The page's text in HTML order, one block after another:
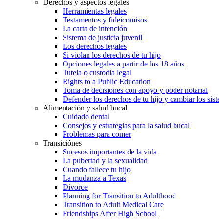
Derechos y aspectos legales
Herramientas legales
Testamentos y fideicomisos
La carta de intención
Sistema de justicia juvenil
Los derechos legales
Si violan los derechos de tu hijo
Opciones legales a partir de los 18 años
Tutela o custodia legal
Rights to a Public Education
Toma de decisiones con apoyo y poder notarial
Defender los derechos de tu hijo y cambiar los
Alimentación y salud bucal
Cuidado dental
Consejos y estrategias para la salud bucal
Problemas para comer
Transiciónes
Sucesos importantes de la vida
La pubertad y la sexualidad
Cuando fallece tu hijo
La mudanza a Texas
Divorce
Planning for Transition to Adulthood
Transition to Adult Medical Care
Friendships After High School